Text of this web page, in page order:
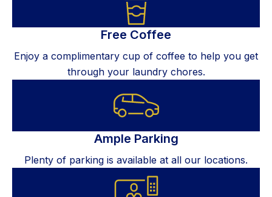
Free Coffee
Enjoy a complimentary cup of coffee to help you get
through your laundry chores.
Ample Parking
Plenty of parking is available at all our locations.